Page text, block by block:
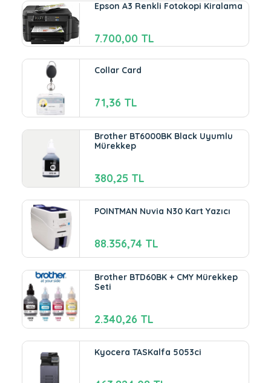
Epson A3 Renkli Fotokopi Kiralama
7.700,00 TL
Collar Card
71,36 TL
Brother BT6000BK Black Uyumlu
Mürekkep
380,25 TL
POINTMAN Nuvia N30 Kart Yazıcı
88.356,74 TL
Brother BTD60BK + CMY Mürekkep
Seti
2.340,26 TL
Kyocera TASKalfa 5053ci